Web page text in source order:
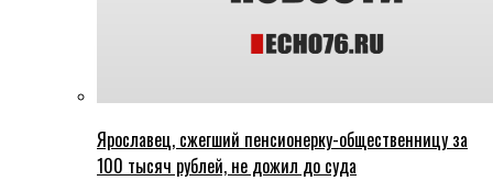
Ярославец, сжегший пенсионерку-общественницу за
100 тысяч рублей, не дожил до суда